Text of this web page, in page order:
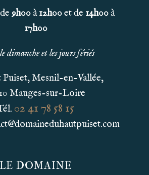
9h00 à12h00et de 14h00 à
17h00
dimanche et les jours fériés
Mesnil-en-Vallée,
Mauges-sur-Loire
02 41 78 58 15
LE DOMAINE